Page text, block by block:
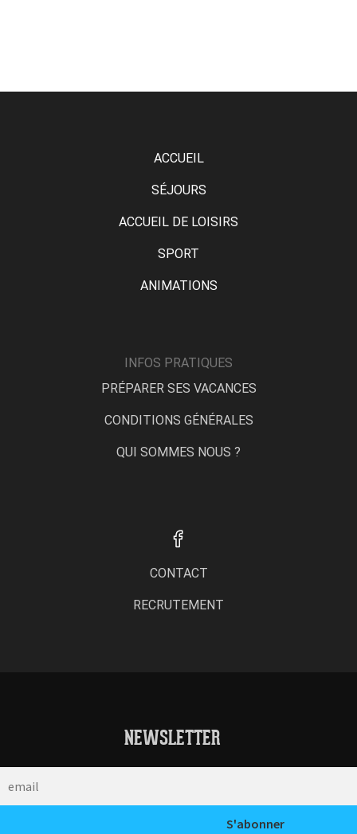
ACCUEIL
SÉJOURS
ACCUEIL DE LOISIRS
SPORT
ANIMATIONS
INFOS PRATIQUES
PRÉPARER SES VACANCES
CONDITIONS GÉNÉRALES
QUI SOMMES NOUS ?
CONTACT
RECRUTEMENT
NEWSLETTER